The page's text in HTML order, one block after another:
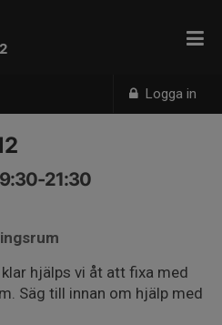
Logga in
21:30
hjälps vi åt att fixa med
Säg till innan om hjälp med